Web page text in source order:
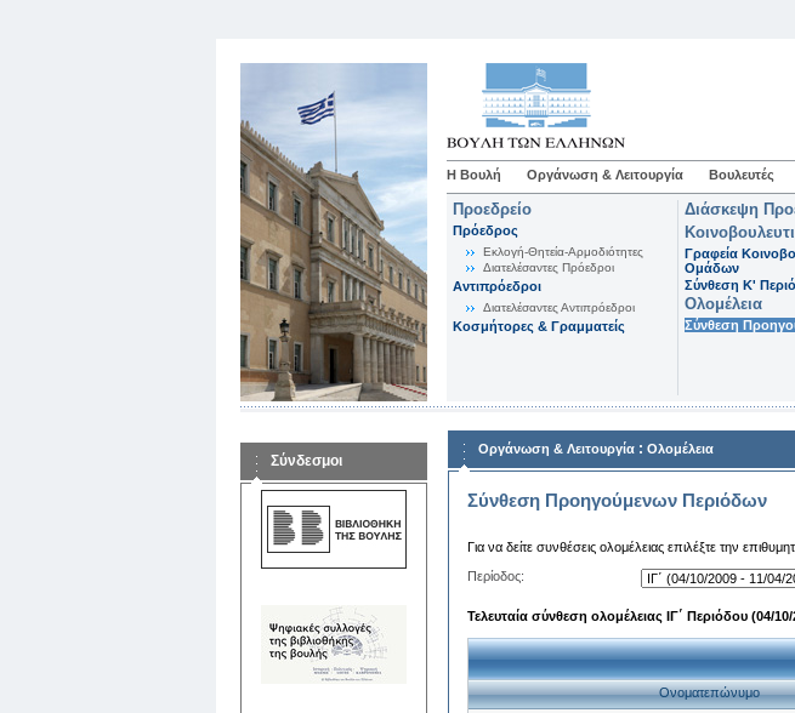
Η Βουλή Οργάνωση & Λειτουργία Βουλευτές
Προεδρείο
Πρόεδρος
Εκλογή-Θητεία-Αρμοδιότητες
Διατελέσαντες Πρόεδροι
Αντιπρόεδροι
Διατελέσαντες Αντιπρόεδροι
Κοσμήτορες & Γραμματείς
Διάσκεψη
Γραφεία
Ομάδων
Σύνθεση K'
Ολομέλεια
Σύνθεση
Σύνδεσμοι
Οργάνωση & Λειτουργία : Ολομέλεια
Σύνθεση Προηγούμενων Περιόδων
Για να δείτε συνθέσεις ολομέλειας επιλέξτε την
Περίοδος:
Τελευταία σύνθεση ολομέλειας ΙΓ΄ Περιόδου (04/
Ονοματεπώνυμο